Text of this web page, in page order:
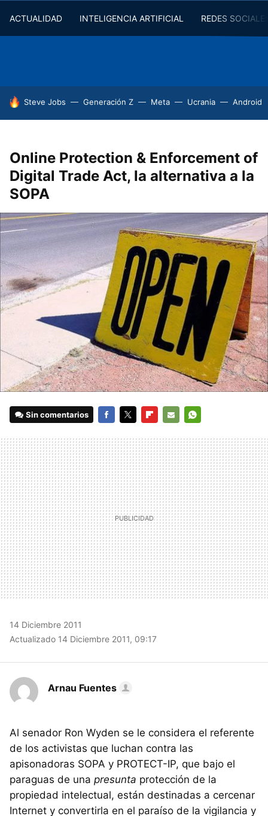
ACTUALIDAD INTELIGENCIA ARTIFICIAL REDES
HOY SE HABLA DE
Steve Jobs Generación Z Meta Ucrania Android
Online Protection & Enforcement of
Digital Trade Act, la alternativa a la
SOPA
Sin comentarios
MAIL
14 Diciembre 2011
Actualizado 14 Diciembre 2011, 09:17
Arnau Fuentes
Al senador Ron Wyden se le considera el referente
de los activistas que luchan contra las
apisonadoras SOPA y PROTECT-IP, que bajo el
paraguas de una presunta protección de la
propiedad intelectual, están destinadas a cercenar
Internet y convertirla en el paraíso de la vigilancia y